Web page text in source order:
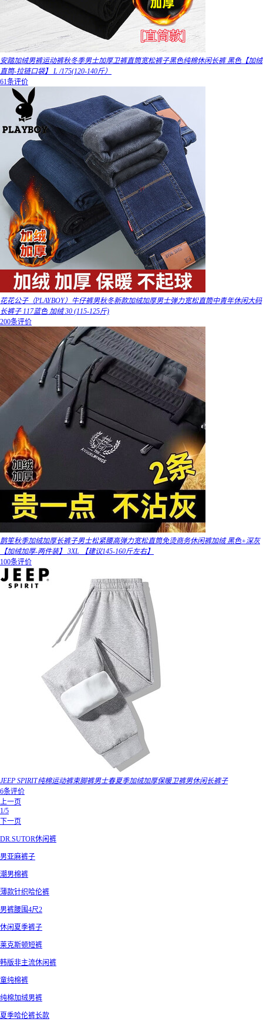
安踏加绒男裤运动裤秋冬季男士加厚卫裤直筒宽松裤子黑色纯棉休闲长裤 黑色【加绒
直筒-拉链口袋】 L /175(120-140斤）
61条评价
花花公子（PLAYBOY）牛仔裤男秋冬新款加绒加厚男士弹力宽松直筒中青年休闲大码
长裤子 117蓝色 加绒 30 (115-125斤)
200条评价
鹊笙秋季加绒加厚长裤子男士松紧腰高弹力宽松直筒免烫商务休闲裤加绒 黑色+深灰
【加绒加厚-两件装】 3XL 【建议145-160斤左右】
100条评价
JEEP SPIRIT纯棉运动裤束脚裤男士春夏季加绒加厚保暖卫裤男休闲长裤子
6条评价
上一页
1/5
下一页
DR.SUTOR休闲裤
男亚麻裤子
潮男棉裤
薄款针织哈伦裤
男裤腰围4尺2
休闲夏季裤子
莱克斯顿短裤
韩版非主流休闲裤
童纯棉裤
纯棉加绒男裤
夏季哈伦裤长款